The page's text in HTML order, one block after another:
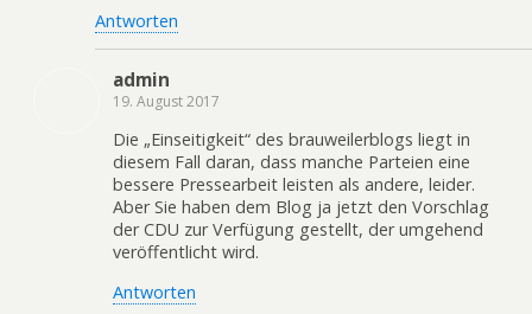
Antworten
admin
19. August 2017
Die „Einseitigkeit“ des brauweilerblogs liegt in
diesem Fall daran, dass manche Parteien eine
bessere Pressearbeit leisten als andere, leider.
Aber Sie haben dem Blog ja jetzt den Vorschlag
der CDU zur Verfügung gestellt, der umgehend
veröffentlicht wird.
Antworten